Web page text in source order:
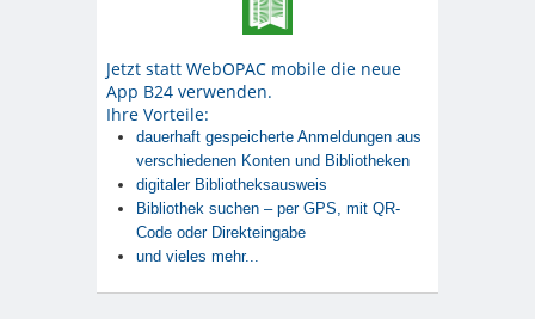
Jetzt statt WebOPAC mobile die neue
App B24 verwenden.
Ihre Vorteile:
dauerhaft gespeicherte Anmeldungen aus
verschiedenen Konten und Bibliotheken
digitaler Bibliotheksausweis
Bibliothek suchen – per GPS, mit QR-
Code oder Direkteingabe
und vieles mehr...